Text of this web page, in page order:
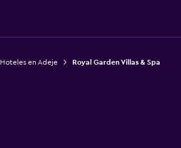
Hoteles en Adeje Royal Garden Villas & Spa